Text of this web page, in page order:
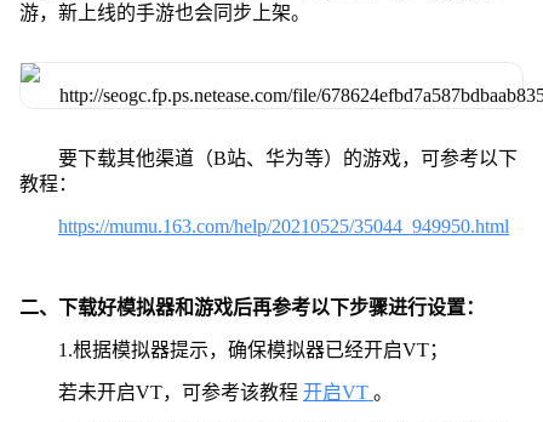
游，新上线的手游也会同步上架。
要下载其他渠道（B站、华为等）的游戏，可参考以下
教程：
https://mumu.163.com/help/20210525/35044_949950.html
二、下载好模拟器和游戏后再参考以下步骤进行设置：
1.根据模拟器提示，确保模拟器已经开启VT；
若未开启VT，可参考该教程 开启VT 。